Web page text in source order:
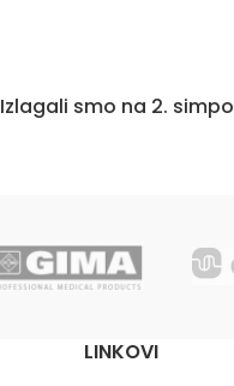
Izlagali smo na 2.
LINKOVI